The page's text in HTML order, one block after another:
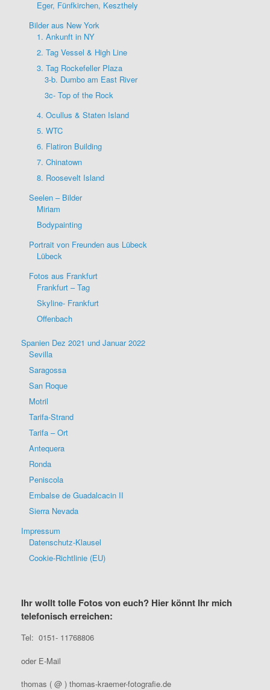
Eger, Fünfkirchen, Keszthely
Bilder aus New York
1. Ankunft in NY
2. Tag Vessel & High Line
3. Tag Rockefeller Plaza
3-b. Dumbo am East River
3c- Top of the Rock
4. Ocullus & Staten Island
5. WTC
6. Flatiron Building
7. Chinatown
8. Roosevelt Island
Seelen – Bilder
Miriam
Bodypainting
Portrait von Freunden aus Lübeck
Lübeck
Fotos aus Frankfurt
Frankfurt – Tag
Skyline- Frankfurt
Offenbach
Spanien Dez 2021 und Januar 2022
Sevilla
Saragossa
San Roque
Motril
Tarifa-Strand
Tarifa – Ort
Antequera
Ronda
Peniscola
Embalse de Guadalcacin II
Sierra Nevada
Impressum
Datenschutz-Klausel
Cookie-Richtlinie (EU)
Ihr wollt tolle Fotos von euch? Hier könnt Ihr mich
telefonisch erreichen:
Tel: 0151- 11768806
oder E-Mail
thomas ( @ ) thomas-kraemer-fotografie.de